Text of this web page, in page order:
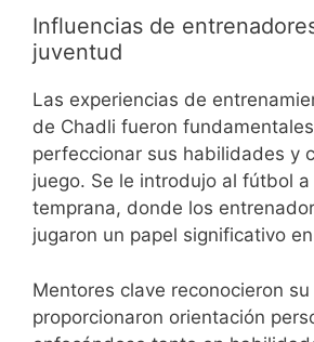
Influencias de
juventud
Las experiencias de
de Chadli fueron
perfeccionar sus habilidades y
juego. Se le introdujo al fútbol
temprana, donde los
jugaron un papel significativo
Mentores clave reconocieron
proporcionaron orientación